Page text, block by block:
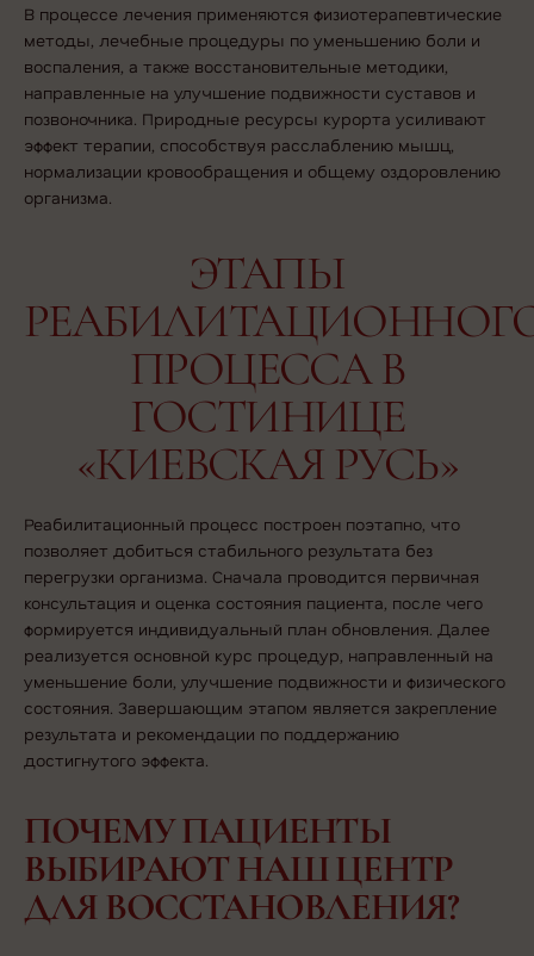
В процессе лечения применяются физиотерапевтические
методы, лечебные процедуры по уменьшению боли и
воспаления, а также восстановительные методики,
направленные на улучшение подвижности суставов и
позвоночника. Природные ресурсы курорта усиливают
эффект терапии, способствуя расслаблению мышц,
нормализации кровообращения и общему оздоровлению
организма.
ЭТАПЫ
ПРОЦЕССА В
ГОСТИНИЦЕ
«КИЕВСКАЯ РУСЬ»
Реабилитационный процесс построен поэтапно, что
позволяет добиться стабильного результата без
перегрузки организма. Сначала проводится первичная
консультация и оценка состояния пациента, после чего
формируется индивидуальный план обновления. Далее
реализуется основной курс процедур, направленный на
уменьшение боли, улучшение подвижности и физического
состояния. Завершающим этапом является закрепление
результата и рекомендации по поддержанию
достигнутого эффекта.
ПОЧЕМУ ПАЦИЕНТЫ
ВЫБИРАЮТ НАШ ЦЕНТР
ДЛЯ ВОССТАНОВЛЕНИЯ?